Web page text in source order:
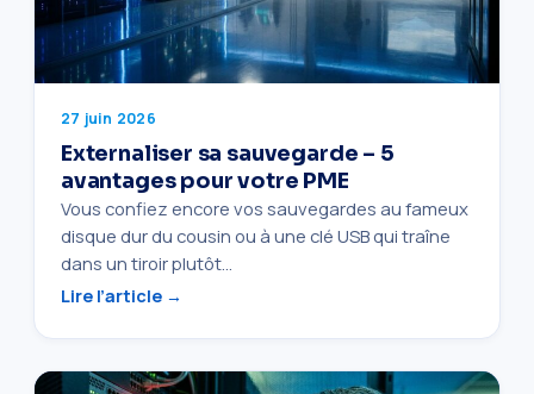
27 juin 2026
Externaliser sa sauvegarde – 5
avantages pour votre PME
Vous confiez encore vos sauvegardes au fameux
disque dur du cousin ou à une clé USB qui traîne
dans un tiroir plutôt…
Lire l’article →